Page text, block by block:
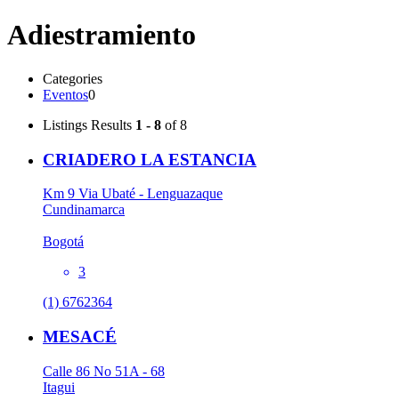
Adiestramiento
Categories
Eventos0
Listings Results 1 - 8 of 8
CRIADERO LA ESTANCIA
Km 9 Via Ubaté - Lenguazaque
Cundinamarca
Bogotá
3
(1) 6762364
MESACÉ
Calle 86 No 51A - 68
Itagui